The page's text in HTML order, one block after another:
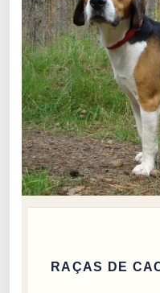
RAÇAS DE